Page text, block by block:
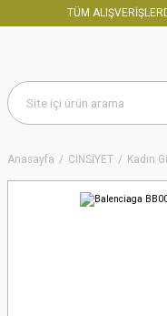
TÜM
Anasayfa CİNSİYET Kadın